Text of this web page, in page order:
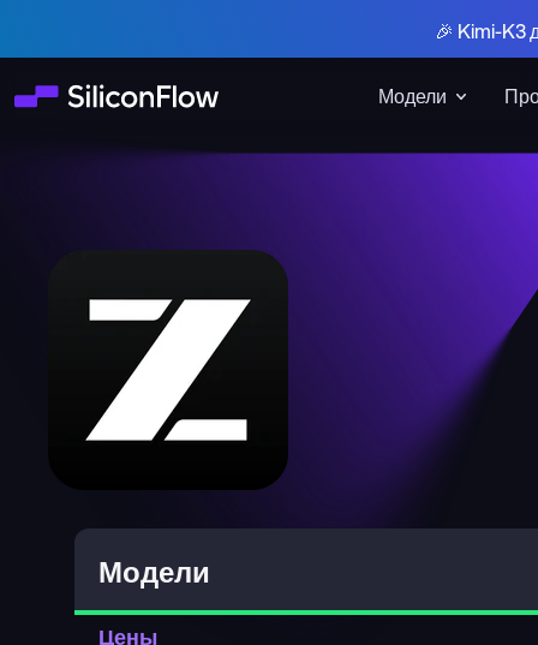
Модели
🎉 Kimi-K3
Модели
Цены